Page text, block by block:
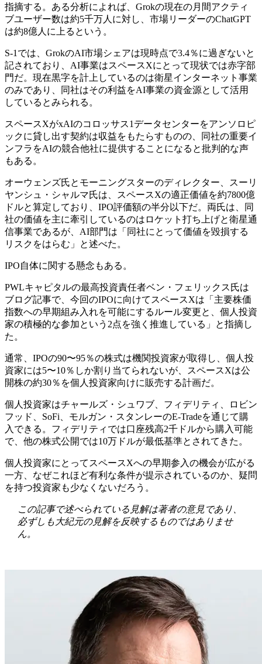
指摘する。ある分析によれば、Grokの現在の月間アクティ
ブユーザー数は約5千万人に対し、市場リーダーのChatGPT
は約8億人に上るという。
S-1では、GrokのAI市場シェアは現時点で3.4％に過ぎないと
記されており、AI事業はスペースXにとって現状では赤字部
門だ。現在黒字を計上しているのは衛星インターネット事業
のみであり、同社はその利益をAI事業の資金源として活用
しているとみられる。
スペースXがxAIのコロッサス1データセンターをアンソロピ
ックに貸し出す契約は収益をもたらすものの、同社の重要イ
ンフラをAIの競合他社に提供することになると批判的な声
もある。
オーウェンズ氏とモーニングスターのディレクター、スーリ
ヤンシュ・シャルマ氏は、スペースXの適正価値を約7800億
ドルと算定しており、IPO評価額の半分以下だ。両氏は、同
社の価値を主に牽引しているのはロケット打ち上げと衛星通
信事業であるが、AI部門は「同社にとって価値を毀損する
リスクをはらむ」と述べた。
IPO自体に関する懸念もある。
PWLキャピタルの最高投資責任者ベン・フェリックス氏は
ブログ記事で、今回のIPOに向けてスペースXは「主要株価
指数への早期組み入れを可能にするルール変更と、個人投資
家の積極的な参加という2点を強く推進している」と指摘し
た。
通常、IPOの90〜95％の株式は機関投資家が取得し、個人投
資家には5〜10％しか割り当てられないが、スペースXは公
開株の約30％を個人投資家向けに販売する計画だ。
個人投資家はチャールズ・シュワブ、フィデリティ、ロビン
フッド、SoFi、モルガン・スタンレーのE-Tradeを通じて購
入できる。フィデリティでは口座残高2千ドルから購入可能
で、他の株式公開では10万ドルが最低基準とされてきた。
個人投資家にとってスペースXへの早期参入の機会が広がる
一方、なぜこれほど有利な条件が提示されているのか、疑問
を持つ投資家も少なくないだろう。
この記事で述べられている見解は著者の意見であり、
必ずしも大紀元の見解を反映するものではありませ
ん。